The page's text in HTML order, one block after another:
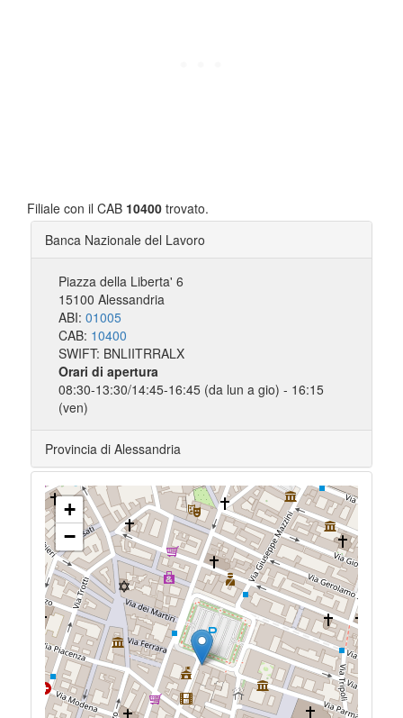
Filiale con il CAB 10400 trovato.
Banca Nazionale del Lavoro
Piazza della Liberta' 6
15100 Alessandria
ABI: 01005
CAB: 10400
SWIFT: BNLIITRRALX
Orari di apertura
08:30-13:30/14:45-16:45 (da lun a gio) - 16:15
(ven)
Provincia di Alessandria
+
−